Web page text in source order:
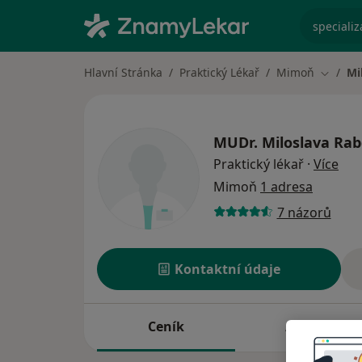
Hlavní Stránka Praktický Lékař Mimoň Změna
MUDr. Miloslava
Praktický lékař · Více
Mimoň 1 adresa
7 názorů
Kontaktní údaje
Ceník Adresy